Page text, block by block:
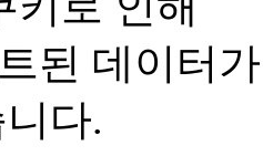
된 데이터
다.